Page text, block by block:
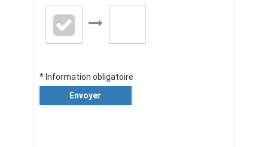
* Information obligatoire
Envoyer